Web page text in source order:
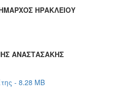
ΗΡΑΚΛΕΙΟΥ
ΑΝΑΣΤΑΣΑΚΗΣ
- 8.28 MB